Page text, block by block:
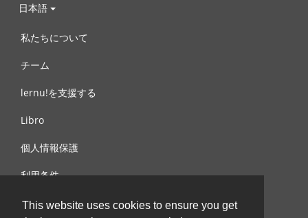
This website uses cookies to ensure you get
日本語
私たちについて
チーム
lernu!を支援する
Libro
個人情報保護
利用条件
お問合せ